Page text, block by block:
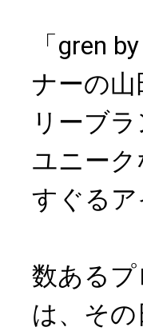
「gren
ナーの
リーブ
ユニー
すぐる
数ある
は、そ